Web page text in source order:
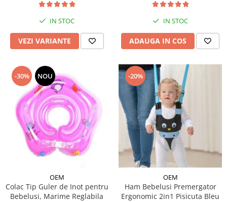
IN STOC
VEZI VARIANTE
IN STOC
ADAUGA IN COS
-30% NOU
OEM
Colac Tip Guler de Inot pentru
Bebelusi, Marime Reglabila
-20%
OEM
Ham Bebelusi Premergator
Ergonomic 2in1 Pisicuta Bleu